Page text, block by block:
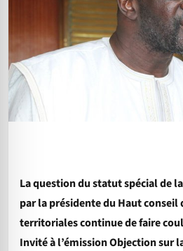
La question du statut spécial de
par la présidente du Haut
territoriales continue de faire
Invité à l’émission Objection sur